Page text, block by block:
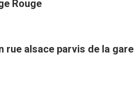
Rouge
rue alsace parvis de la gare